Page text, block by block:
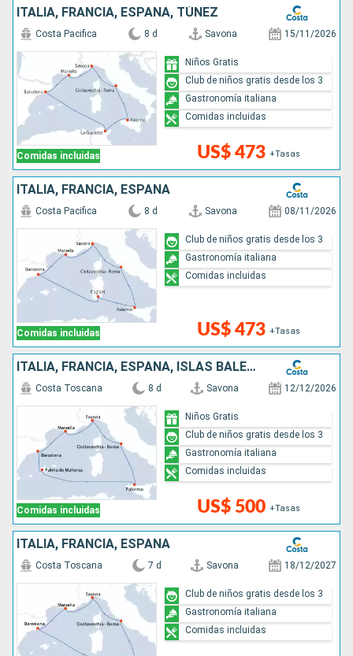
ITALIA, FRANCIA, ESPAÑA, TÚNEZ
Comidas incluidas
Costa Pacifica 8 d Savona 15/11/2026
US$ 473 +Tasas
Niños Gratis
Club de niños gratis desde los 3
Gastronomía italiana
Comidas incluidas
ITALIA, FRANCIA, ESPAÑA
Comidas incluidas
Costa Pacifica 8 d Savona 08/11/2026
US$ 473 +Tasas
Club de niños gratis desde los 3
Gastronomía italiana
Comidas incluidas
ITALIA, FRANCIA, ESPAÑA, ISLAS BALEARES
Comidas incluidas
Costa Toscana 8 d Savona 12/12/2026
US$ 500 +Tasas
Niños Gratis
Club de niños gratis desde los 3
Gastronomía italiana
Comidas incluidas
ITALIA, FRANCIA, ESPAÑA
Costa Toscana 7 d Savona 18/12/2027
Club de niños gratis desde los 3
Gastronomía italiana
Comidas incluidas